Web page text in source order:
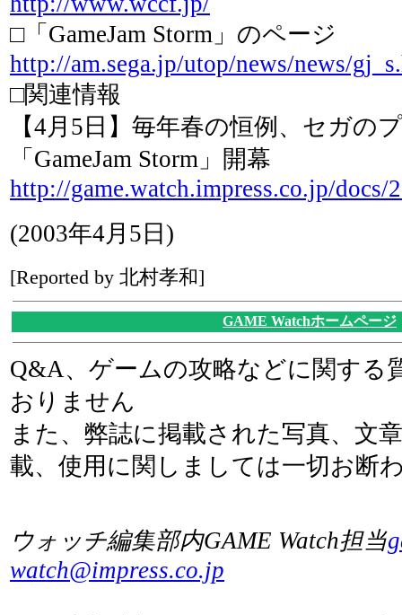
□「GameJam Storm」のページ
http://am.sega.jp/utop/news/news/
□関連情報
【4月5日】毎年春の恒例、セガの
「GameJam Storm」開幕
http://game.watch.impress.co.jp/docs/
(2003年4月5日)
[Reported by 北村孝和]
GAME Watchホームページ
Q&A、ゲームの攻略などに関する
おりません
また、弊誌に掲載された写真、文
載、使用に関しましては一切お断
ウォッチ編集部内GAME Watch担当
watch@impress.co.jp